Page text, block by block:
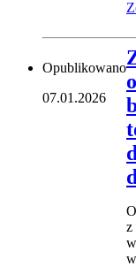
Opublikowano
07.01.2026
z